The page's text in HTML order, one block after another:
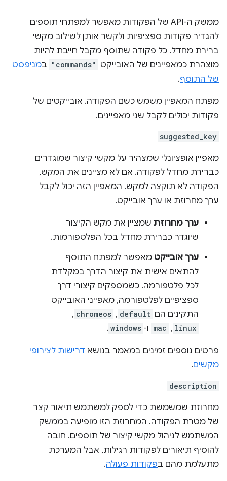
ממשק ה-API של הפקודות מאפשר למפתחי תוספים
להגדיר פקודות ספציפיות ולקשר אותן לשילוב מקשי
ברירת מחדל. כל פקודה שתוסף מקבל חייבת להיות
מוצהרת כמאפיינים של האובייקט
"commands" במניפסט
של התוסף.
מפתח המאפיין משמש כשם הפקודה. אובייקטים של
פקודות יכולים לקבל שני מאפיינים.
suggested_key
מאפיין אופציונלי שמצהיר על מקשי קיצור שמוגדרים
כברירת מחדל לפקודה. אם לא מציינים את המקש,
הפקודה לא תוקצה למקש. המאפיין הזה יכול לקבל
ערך מחרוזת או ערך אובייקט.
ערך מחרוזת שמציין את מקש הקיצור
שיוגדר כברירת מחדל בכל הפלטפורמות.
ערך אובייקט מאפשר למפתח התוסף
להתאים אישית את קיצור הדרך במקלדת
לכל פלטפורמה. כשמספקים קיצורי דרך
ספציפיים לפלטפורמה, מאפייני האובייקט
התקינים הם default
,‏
chromeos
,‏
linux
,‏
mac ו- windows
.
פרטים נוספים זמינים במאמר בנושא דרישות לצירופי
מקשים.
description
מחרוזת שמשמשת כדי לספק למשתמש תיאור קצר
של מטרת הפקודה. המחרוזת הזו מופיעה בממשק
המשתמש לניהול מקשי קיצור של תוספים. חובה
להוסיף תיאורים לפקודות רגילות, אבל המערכת
מתעלמת מהם בפקודות פעולה.